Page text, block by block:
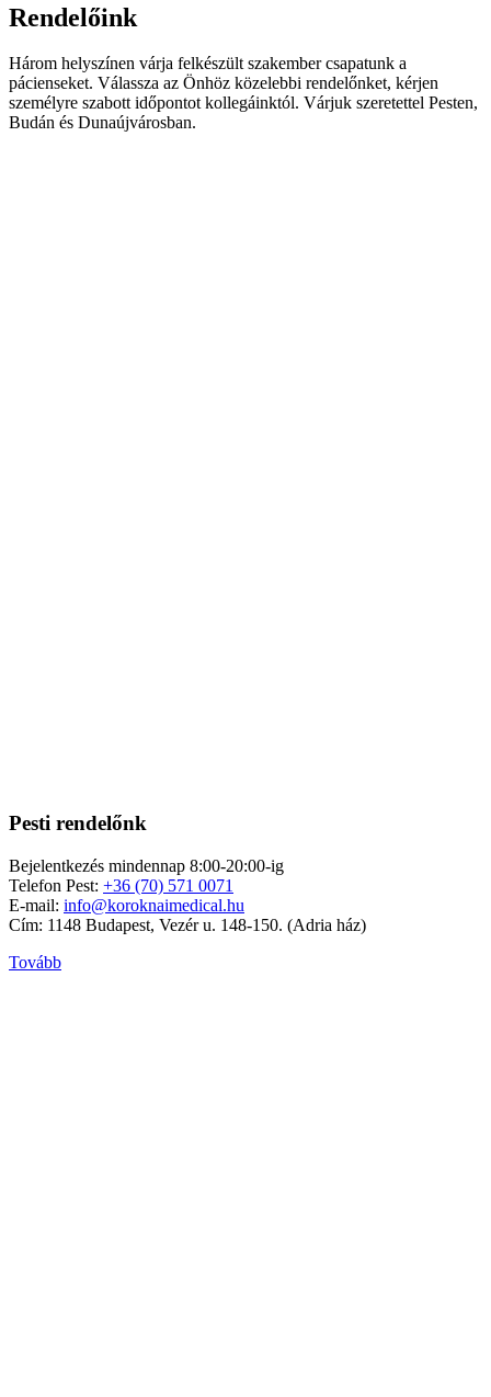
Rendelőink
Három helyszínen várja felkészült szakember csapatunk a
pácienseket. Válassza az Önhöz közelebbi rendelőnket, kérjen
személyre szabott időpontot kollegáinktól. Várjuk szeretettel Pesten,
Budán és Dunaújvárosban.
Pesti rendelőnk
Bejelentkezés mindennap 8:00-20:00-ig
Telefon Pest: +36 (70) 571 0071
E-mail: info@koroknaimedical.hu
Cím: 1148 Budapest, Vezér u. 148-150. (Adria ház)
Tovább